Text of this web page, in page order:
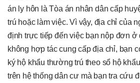
án ly hôn là Tòa án nhân dân cấp
trú hoặc làm việc. Vì vậy, địa chỉ của
định trực tiếp đến việc bạn nộp đơn ở
không hợp tác cung cấp địa chỉ, bạn
ký hộ khẩu thường trú theo sổ hộ
trên hệ thống dân cư mà bạn tra cứu